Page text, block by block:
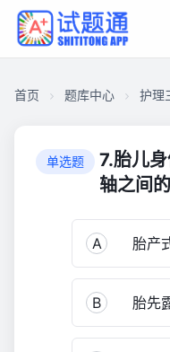
首页 题库中心 护理
单选题
7.胎儿
轴之间
A 胎产
B 胎先